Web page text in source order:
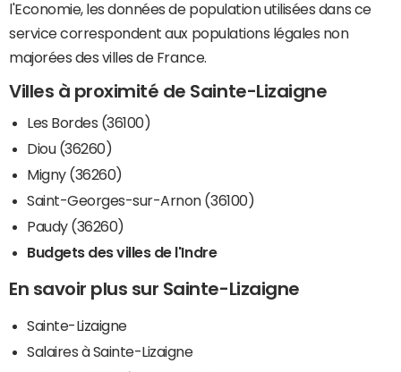
l'Economie, les données de population utilisées dans ce
service correspondent aux populations légales non
majorées des villes de France.
Villes à proximité de Sainte-Lizaigne
Les Bordes (36100)
Diou (36260)
Migny (36260)
Saint-Georges-sur-Arnon (36100)
Paudy (36260)
Budgets des villes de l'Indre
En savoir plus sur Sainte-Lizaigne
Sainte-Lizaigne
Salaires à Sainte-Lizaigne